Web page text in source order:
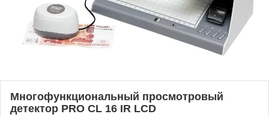
Многофункциональный просмотровый
детектор PRO CL 16 IR LCD